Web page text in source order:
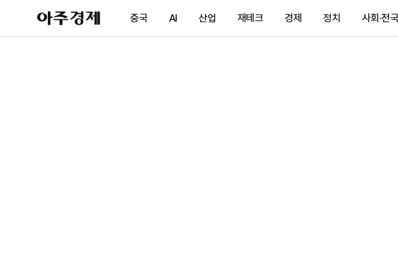
아
주
제
중국 AI 산업 재테크 경제 정치 사회·전국